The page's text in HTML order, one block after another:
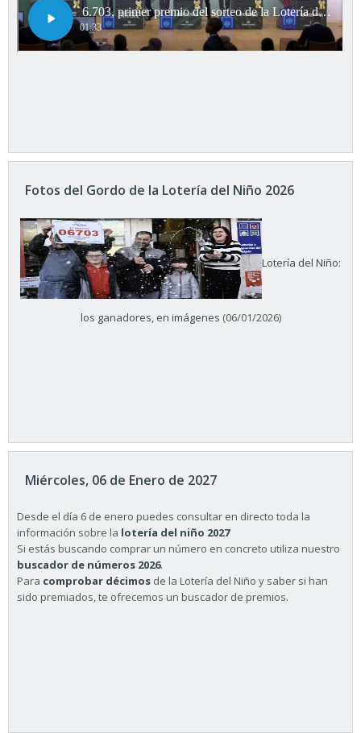
Fotos del Gordo de la Lotería del Niño 2026
Lotería del Niño:
los ganadores, en imágenes (06/01/2026)
Miércoles, 06 de Enero de 2027
Desde el día 6 de enero puedes consultar en directo toda la
información sobre la lotería del niño 2027
Si estás buscando comprar un número en concreto utiliza nuestro
buscador de números 2026.
Para comprobar décimos de la Lotería del Niño y saber si han
sido premiados, te ofrecemos un buscador de premios.